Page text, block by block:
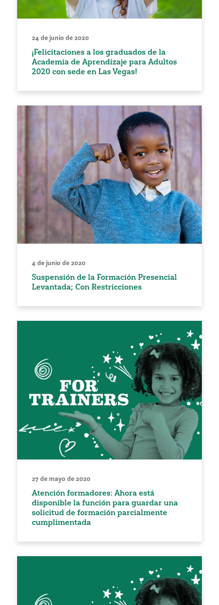
24 de junio de 2020
¡Felicitaciones a los graduados de la
Academia de Aprendizaje para Adultos
2020 con sede en Las Vegas!
4 de junio de 2020
Suspensión de la Formación Presencial
Levantada; Con Restricciones
27 de mayo de 2020
Atención formadores: Ahora está
disponible la función para guardar una
solicitud de formación parcialmente
cumplimentada